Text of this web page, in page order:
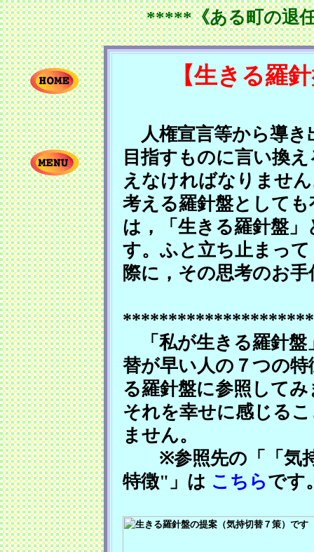
*****《ある町の退
【生きる羅
人権宣言等から導き
目指すものに言い換
えなければなりませ
考える羅針盤として
は，「生きる羅針盤
す。ふと立ち止まっ
際に，その思考のお
「私が生きる羅針盤
替が早い人の７つの
る羅針盤に参照して
それを幸せに感じる
ません。
※参照先の「「気持
特徴"」は こちらです